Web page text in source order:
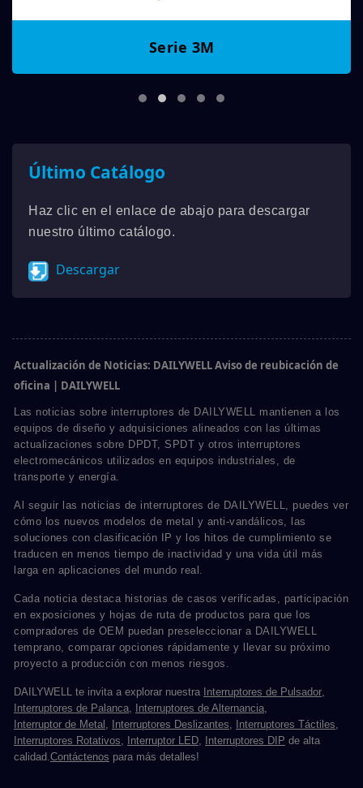
Serie 3M
Último Catálogo
Haz clic en el enlace de abajo para descargar
nuestro último catálogo.
Descargar
Actualización de Noticias: DAILYWELL Aviso de reubicación de
oficina | DAILYWELL
Las noticias sobre interruptores de DAILYWELL mantienen a los
equipos de diseño y adquisiciones alineados con las últimas
actualizaciones sobre DPDT, SPDT y otros interruptores
electromecánicos utilizados en equipos industriales, de
transporte y energía.
Al seguir las noticias de interruptores de DAILYWELL, puedes ver
cómo los nuevos modelos de metal y anti-vandálicos, las
soluciones con clasificación IP y los hitos de cumplimiento se
traducen en menos tiempo de inactividad y una vida útil más
larga en aplicaciones del mundo real.
Cada noticia destaca historias de casos verificadas, participación
en exposiciones y hojas de ruta de productos para que los
compradores de OEM puedan preseleccionar a DAILYWELL
temprano, comparar opciones rápidamente y llevar su próximo
proyecto a producción con menos riesgos.
DAILYWELL te invita a explorar nuestra Interruptores de Pulsador
Interruptores de Palanca Interruptores de Alternancia
Interruptor de Metal
Interruptores Deslizantes Interruptores Táctiles
Interruptores Rotativos
Interruptor LED Interruptores DIP de alta
calidad. Contáctenos para más detalles!